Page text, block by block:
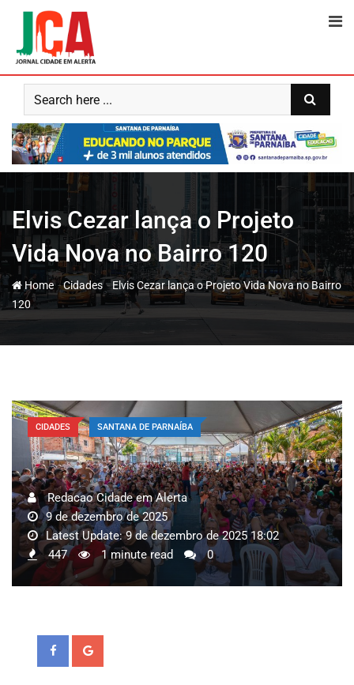
content
Elvis Cezar lança o Projeto
Vida Nova no Bairro 120
Home-Cidades-Elvis Cezar lança o Projeto Vida Nova no Bairro
120
CIDADES SANTANA DE PARNAÍBA
Redacao Cidade em Alerta
9 de dezembro de 2025
Latest Update: 9 de dezembro de 2025 18:02
447
1 minute read 0